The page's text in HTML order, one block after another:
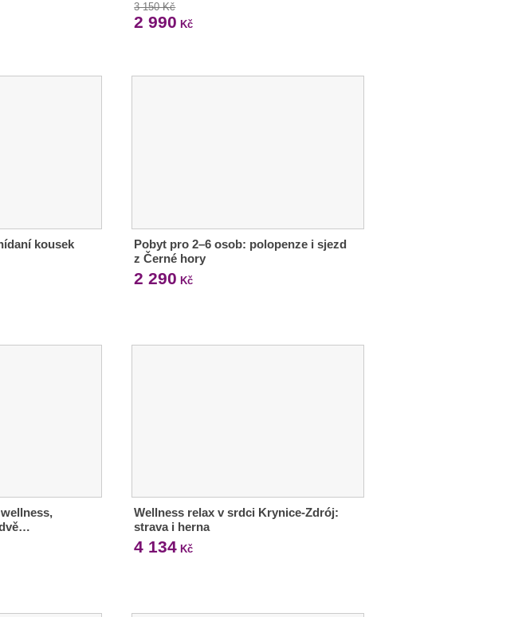
3 150 Kč
2 990 Kč
kousek
Pobyt pro 2–6 osob: polopenze i sjezd
z Černé hory
2 290 Kč
Wellness relax v srdci Krynice-Zdrój:
strava i herna
4 134 Kč